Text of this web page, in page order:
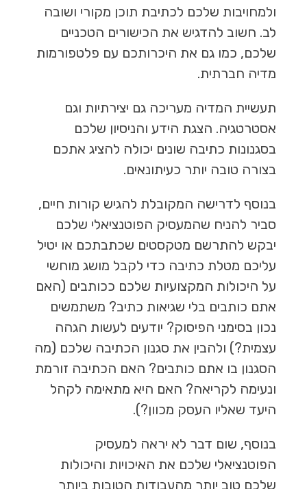
ולמחויבות שלכם לכתיבת תוכן מקורי ושובה
לב. חשוב להדגיש את הכישורים הטכניים
שלכם, כמו גם את היכרותכם עם פלטפורמות
מדיה חברתית.
תעשיית המדיה מעריכה גם יצירתיות וגם
אסטרטגיה. הצגת הידע והניסיון שלכם
בסגנונות כתיבה שונים יכולה להציג אתכם
בצורה טובה יותר כעיתונאים.
בנוסף לדרישה המקובלת להגיש קורות חיים,
סביר להניח שהמעסיק הפוטנציאלי שלכם
יבקש להתרשם מטקסטים שכתבתכם או יטיל
עליכם מטלת כתיבה כדי לקבל מושג מוחשי
על היכולות המקצועיות שלכם ככותבים (האם
אתם כותבים בלי שגיאות כתיב? משתמשים
נכון בסימני הפיסוק? יודעים לעשות הגהה
עצמית?) ולהבין את סגנון הכתיבה שלכם (מה
הסגנון בו אתם כותבים? האם הכתיבה זורמת
ונעימה לקריאה? האם היא מתאימה לקהל
היעד שאליו העסק מכוון?).
בנוסף, שום דבר לא יראה למעסיק
הפוטנציאלי שלכם את האיכויות והיכולות
שלכם טוב יותר מהעבודות הטובות ביותר